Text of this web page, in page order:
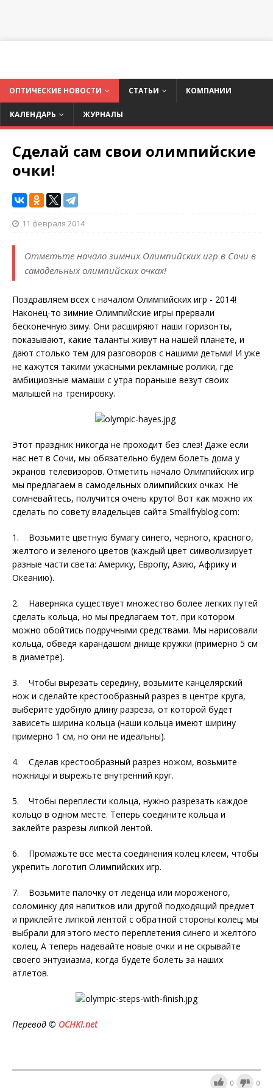
ОПТИЧЕСКИЕ НОВОСТИ СТАТЬИ КОМПАНИИ
КАЛЕНДАРЬ ЖУРНАЛЫ
Сделай сам свои олимпийские
очки!
11 февраля 2014
Отметьте начало зимних Олимпийских игр в Сочи в
самодельных олимпийских очках!
Поздравляем всех с началом Олимпийских игр - 2014!
Наконец-то зимние Олимпийские игры прервали
бесконечную зиму. Они расширяют наши горизонты,
показывают, какие таланты живут на нашей планете, и
дают столько тем для разговоров с нашими детьми! И уже
не кажутся такими ужасными рекламные ролики, где
амбициозные мамаши с утра пораньше везут своих
малышей на тренировку.
Этот праздник никогда не проходит без слез! Даже если
нас нет в Сочи, мы обязательно будем болеть дома у
экранов телевизоров. Отметить начало Олимпийских игр
мы предлагаем в самодельных олимпийских очках. Не
сомневайтесь, получится очень круто! Вот как можно их
сделать по совету владельцев сайта Smallfryblog.com:
1. Возьмите цветную бумагу синего, черного, красного,
желтого и зеленого цветов (каждый цвет символизирует
разные части света: Америку, Европу, Азию, Африку и
Океанию).
2. Наверняка существует множество более легких путей
сделать кольца, но мы предлагаем тот, при котором
можно обойтись подручными средствами. Мы нарисовали
кольца, обведя карандашом днище кружки (примерно 5 см
в диаметре).
3. Чтобы вырезать середину, возьмите канцелярский
нож и сделайте крестообразный разрез в центре круга,
выберите удобную длину разреза, от которой будет
зависеть ширина кольца (наши кольца имеют ширину
примерно 1 см, но они не идеальны).
4. Сделав крестообразный разрез ножом, возьмите
ножницы и вырежьте внутренний круг.
5. Чтобы переплести кольца, нужно разрезать каждое
кольцо в одном месте. Теперь соедините кольца и
заклейте разрезы липкой лентой.
6. Промажьте все места соединения колец клеем, чтобы
укрепить логотип Олимпийских игр.
7. Возьмите палочку от леденца или мороженого,
соломинку для напитков или другой подходящий предмет
и приклейте липкой лентой с обратной стороны колец; мы
выбрали для этого место переплетения синего и желтого
колец. А теперь надевайте новые очки и не скрывайте
своего энтузиазма, когда будете болеть за наших
атлетов.
Перевод © OCHKI.net
0 0